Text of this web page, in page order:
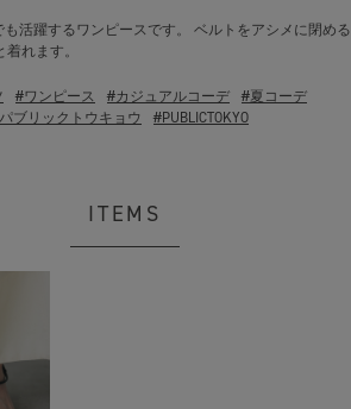
も活躍するワンピースです。 ベルトをアシメに閉める
れます。
#ワンピース #カジュアルコーデ
#夏コーデ
ブリックトウキョウ #PUBLICTOKYO
ITEMS